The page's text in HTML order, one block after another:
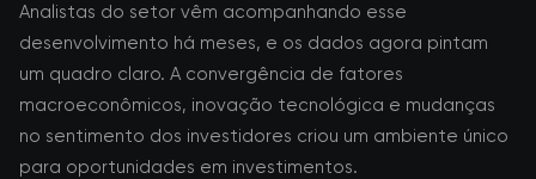
Analistas do setor vêm acompanhando esse
desenvolvimento há meses, e os dados agora pintam
um quadro claro. A convergência de fatores
macroeconômicos, inovação tecnológica e mudanças
no sentimento dos investidores criou um ambiente único
para oportunidades em investimentos.